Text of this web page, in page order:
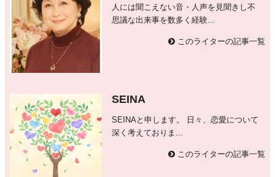
人には聞こえない音・人声を見聞きし不
思議な出来事を数多く経験...
このライターの記事一覧
SEINA
SEINAと申します。 日々、恋愛について
深く考えておりま...
このライターの記事一覧